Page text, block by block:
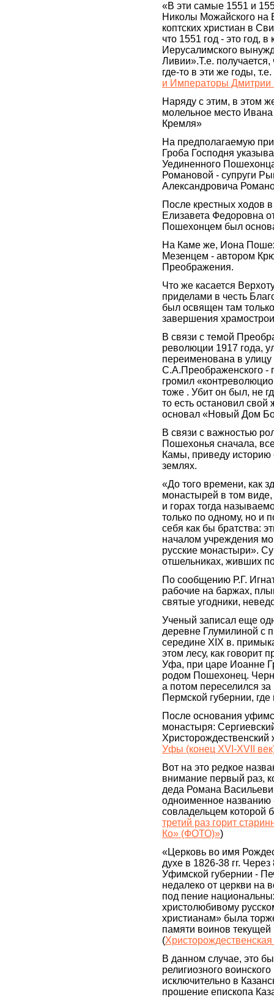
«В эти самые 1551 и
Николы Можайского на
коптских христиан в
что 1551 год - это год,
Иерусалимского
Ливии».Т.е.
где-то в эти же годы,
и Императоры Дмитрии
Наряду с этим, в этом
молельное место Ивана
Кремля»
На предполагаемую
Гроба Господня
Уединенного
Романовой - супруги
Александровича
После крестных ходов
Елизавета Федоровна
Пошехонцем был
На Каме же, Иона
Мезенцем - автором
Преображения.
Что же касается
приделами в честь
был освящен там
завершения
В связи с темой
революции 1917 года,
переименована в
С.А.Преображенского -
громил
тоже . Убит он был, не
то есть остановил
основал «Новый Дом
В связи с важностью
Пошехонья сначала,
Камы, приведу историю
землях.
«До того времени, как
монастырей в том
и горах тогда
только по одному, но и
себя как бы братства:
началом учреждения
русские монастыри».
отшельниках, живших
По сообщению Р.Г.
рабочие на баржах,
святые угодники,
Ученый записал еще
деревне Глумилиной с
середине XIX в.
этом лесу, как говорит
Уфа, при царе Иоанне
родом Пошехонец.
а потом переселился
Пермской губернии,
После основания
монастыря:
Уфы (конец XVI-XVII
Вот на это редкое
внимание первый раз,
деда Романа
одноименное
совладельцем которой
третий раз горит
Ко» (ФОТО)»)
«Церковь во имя
духе в 1826-38 гг.
Уфимской губернии -
недалеко от церкви на
под пение
христолюбивому
христианам» была
памяти воинов
(
В данном случае, это
религиозного
исключительно в
прошение епископа